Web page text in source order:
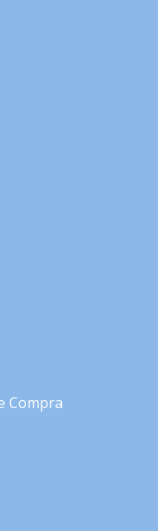
Compra